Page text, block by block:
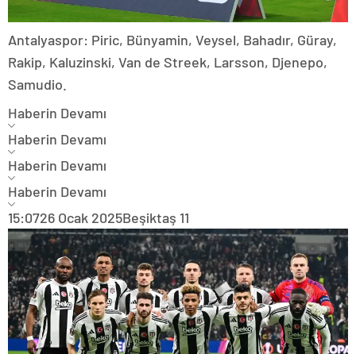
Antalyaspor: Piric, Bünyamin, Veysel, Bahadır, Güray,
Rakip, Kaluzinski, Van de Streek, Larsson, Djenepo,
Samudio.
Haberin Devamı
Haberin Devamı
Haberin Devamı
Haberin Devamı
15:0726 Ocak 2025Beşiktaş 11